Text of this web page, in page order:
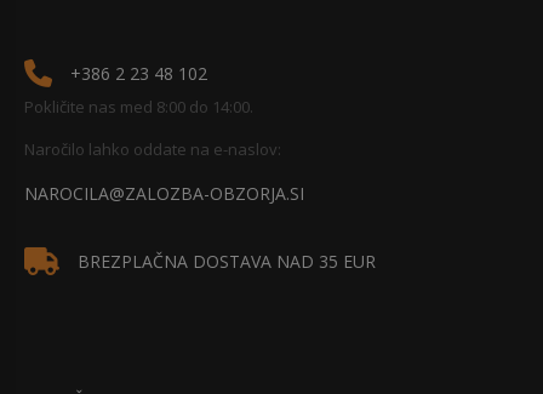
+386 2 23 48 102
Pokličite nas med 8:00 do 14:00.
Naročilo lahko oddate na e-naslov:
NAROCILA@ZALOZBA-OBZORJA.SI
BREZPLAČNA DOSTAVA NAD 35 EUR